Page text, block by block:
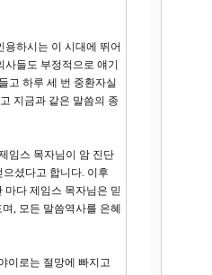
하시는 이 시대에 뛰어
들도 부정적으로 얘기
고 하루 세 번 중환자실
지금과 같은 말씀의 종
임스 목자님이 암 진단
셨다고 합니다. 이후
마다 제임스 목자님은 믿
, 모든 말씀역사를 은혜
이로는 절망에 빠지고